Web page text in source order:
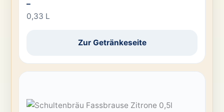
–
0,33 L
Zur Getränkeseite